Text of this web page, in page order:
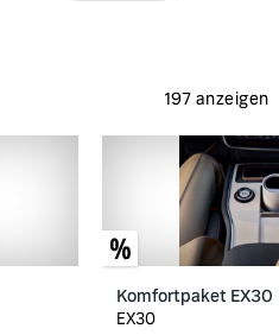
197 anzeigen
Komfortpaket EX30
EX30